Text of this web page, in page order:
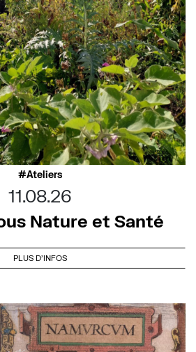
Ateliers
11.08.26
Nature et Santé
PLUS D'INFOS